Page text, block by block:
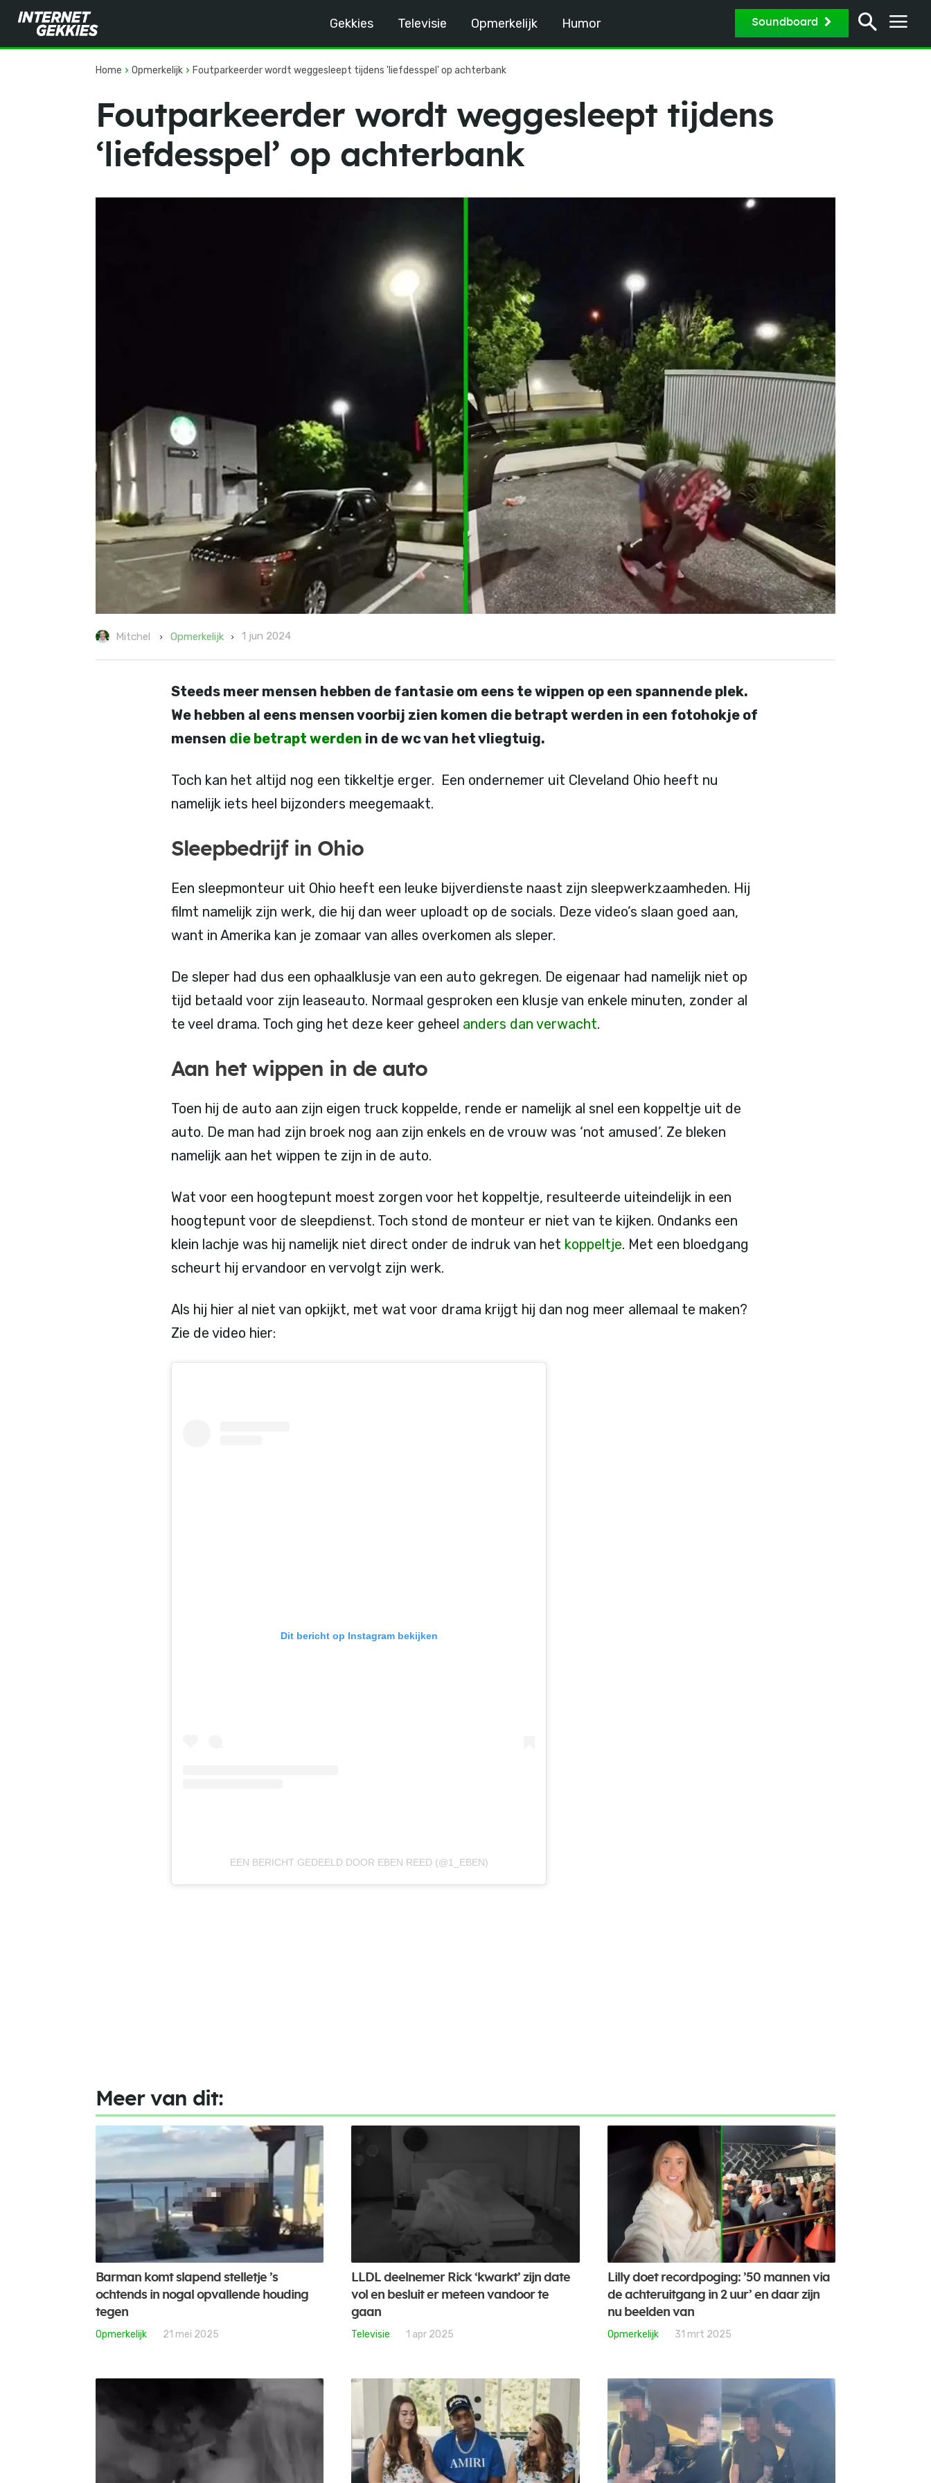
Gekkies Televisie Opmerkelijk Humor Soundboard
Home Opmerkelijk Foutparkeerder wordt weggesleept tijdens 'liefdesspel' op achterbank
Foutparkeerder wordt weggesleept tijdens
‘liefdesspel’ op achterbank
Mitchel Opmerkelijk 1 jun 2024
Steeds meer mensen hebben de fantasie om eens te wippen op een spannende plek.
We hebben al eens mensen voorbij zien komen die betrapt werden in een fotohokje of
mensen die betrapt werden in de wc van het vliegtuig.
Toch kan het altijd nog een tikkeltje erger. Een ondernemer uit Cleveland Ohio heeft nu
namelijk iets heel bijzonders meegemaakt.
Sleepbedrijf in Ohio
Een sleepmonteur uit Ohio heeft een leuke bijverdienste naast zijn sleepwerkzaamheden. Hij
filmt namelijk zijn werk, die hij dan weer uploadt op de socials. Deze video’s slaan goed aan,
want in Amerika kan je zomaar van alles overkomen als sleper.
De sleper had dus een ophaalklusje van een auto gekregen. De eigenaar had namelijk niet op
tijd betaald voor zijn leaseauto. Normaal gesproken een klusje van enkele minuten, zonder al
te veel drama. Toch ging het deze keer geheel anders dan verwacht.
Aan het wippen in de auto
Toen hij de auto aan zijn eigen truck koppelde, rende er namelijk al snel een koppeltje uit de
auto. De man had zijn broek nog aan zijn enkels en de vrouw was ‘not amused’. Ze bleken
namelijk aan het wippen te zijn in de auto.
Wat voor een hoogtepunt moest zorgen voor het koppeltje, resulteerde uiteindelijk in een
hoogtepunt voor de sleepdienst. Toch stond de monteur er niet van te kijken. Ondanks een
klein lachje was hij namelijk niet direct onder de indruk van het koppeltje. Met een bloedgang
scheurt hij ervandoor en vervolgt zijn werk.
Als hij hier al niet van opkijkt, met wat voor drama krijgt hij dan nog meer allemaal te maken?
Zie de video hier:
Dit bericht op Instagram bekijken
EEN BERICHT GEDEELD DOOR EBEN REED (@1_EBEN)
Meer van dit:
Barman komt slapend stelletje ’s
ochtends in nogal opvallende houding
tegen
Opmerkelijk 21 mei 2025
LLDL deelnemer Rick ‘kwarkt’ zijn date
vol en besluit er meteen vandoor te
gaan
Televisie 1 apr 2025
Lilly doet recordpoging: ’50 mannen via
de achteruitgang in 2 uur’ en daar zijn
nu beelden van
Opmerkelijk 31 mrt 2025